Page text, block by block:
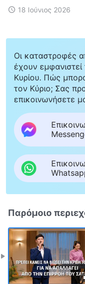
18 Ιούνιος 2026
Οι καταστροφές
έχουν
Κυρίου. Πώς
τον Κύριο; Σας
επικοινωνήσετε
Παρόμοιο